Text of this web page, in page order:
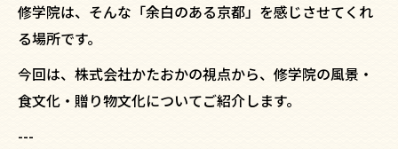
修学院は、そんな「余白のある京都」を感じさせてくれ
る場所です。
今回は、株式会社かたおかの視点から、修学院の風景・
食文化・贈り物文化についてご紹介します。
---